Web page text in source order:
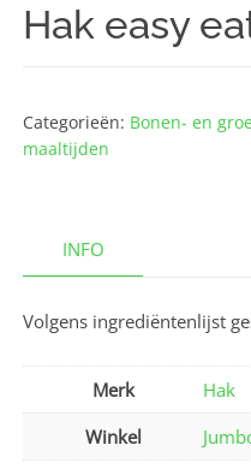
Hak easy
Categorieën: Bonen- en
maaltijden
INFO
Volgens ingrediëntenlijst
Merk
Hak
Winkel